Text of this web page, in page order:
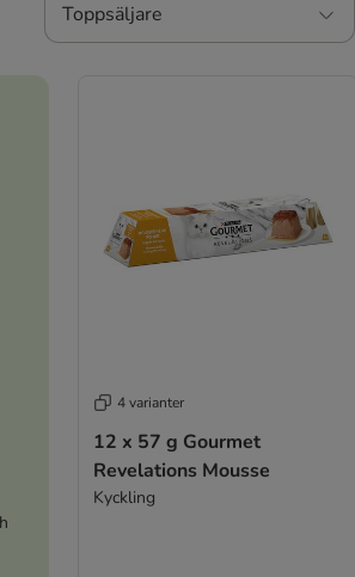
Toppsäljare
4 varianter
12 x 57 g Gourmet
Revelations Mousse
Kyckling